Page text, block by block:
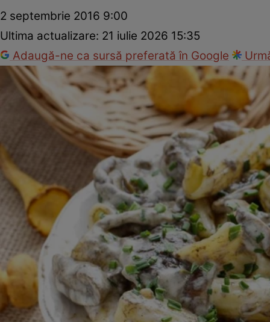
2 septembrie 2016 9:00
Ultima actualizare: 21 iulie 2026 15:35
Adaugă-ne ca sursă preferată în Google